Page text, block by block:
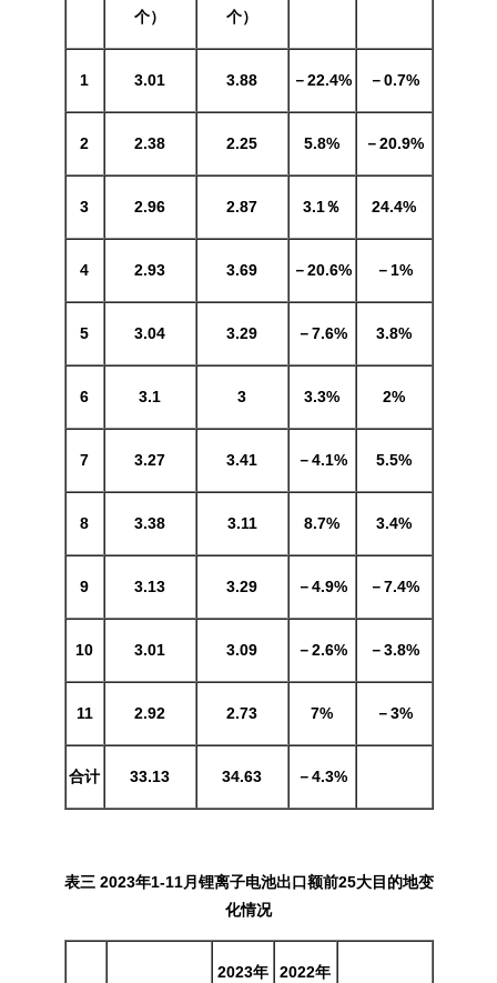
个） 个）
1 3.01 3.88 －22.4% －0.7%
2 2.38 2.25 5.8% －20.9%
3 2.96 2.87 3.1％ 24.4%
4 2.93 3.69 －20.6% －1%
5 3.04 3.29 －7.6% 3.8%
6 3.1 3 3.3% 2%
7 3.27 3.41 －4.1% 5.5%
8 3.38 3.11 8.7% 3.4%
9 3.13 3.29 －4.9% －7.4%
10 3.01 3.09 －2.6% －3.8%
11 2.92 2.73 7% －3%
合计 33.13 34.63 －4.3%
表三 2023年1-11月锂离子电池出口额前25大目的地变
化情况
2023年
2022年